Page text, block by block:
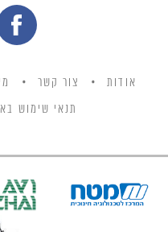
אודות צור קשר
תנאי שימוש